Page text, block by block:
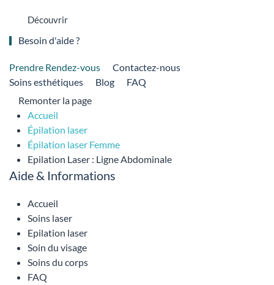
Découvrir
Besoin d'aide ?
Prendre Rendez-vous
Contactez-nous
Soins esthétiques
Blog
FAQ
Remonter la page
Accueil
Épilation laser
Épilation laser Femme
Epilation Laser : Ligne Abdominale
Aide & Informations
Accueil
Soins laser
Epilation laser
Soin du visage
Soins du corps
FAQ